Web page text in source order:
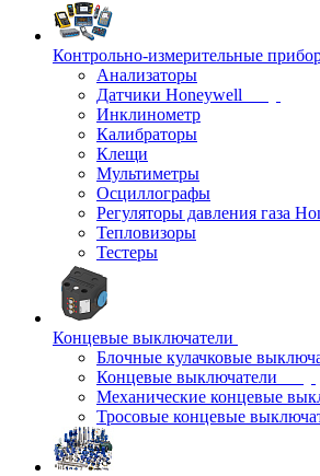
Контрольно-измерительные
Анализаторы
Датчики Honeywell
Инклинометр
Калибраторы
Клещи
Мультиметры
Осциллографы
Регуляторы давления газа
Тепловизоры
Тестеры
Концевые выключатели
Блочные кулачковые
Концевые выключатели
Механические концевые
Тросовые концевые